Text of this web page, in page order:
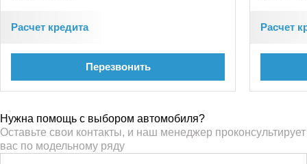
Расчет кредита
Перезвонить
Расчет
Нужна помощь с выбором автомобиля?
Оставьте свои контакты, и наш менеджер проконсультирует
вас по модельному ряду